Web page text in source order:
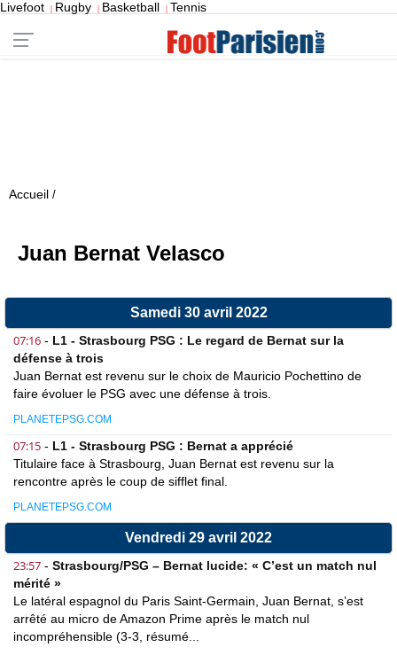
Livefoot | Rugby | Basketball | Tennis
Accueil /
Juan Bernat Velasco
Samedi 30 avril 2022
07:16 - L1 - Strasbourg PSG : Le regard de Bernat sur la
défense à trois
Juan Bernat est revenu sur le choix de Mauricio Pochettino de
faire évoluer le PSG avec une défense à trois.
PLANETEPSG.COM
07:15 - L1 - Strasbourg PSG : Bernat a apprécié
Titulaire face à Strasbourg, Juan Bernat est revenu sur la
rencontre après le coup de sifflet final.
PLANETEPSG.COM
Vendredi 29 avril 2022
23:57 - Strasbourg/PSG – Bernat lucide: « C’est un match nul
mérité »
Le latéral espagnol du Paris Saint-Germain, Juan Bernat, s’est
arrêté au micro de Amazon Prime après le match nul
incompréhensible (3-3, résumé...